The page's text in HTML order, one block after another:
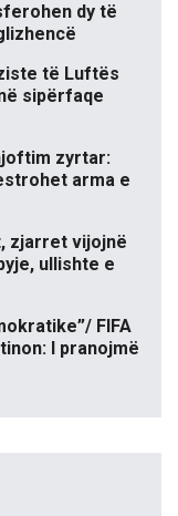
dy të
të Luftës
sipërfaqe
zyrtar:
arma e
zjarret vijojnë
ullishte e
FIFA
I pranojmë